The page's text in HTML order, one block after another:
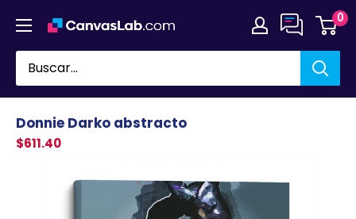
directamente
contenido
0
Donnie Darko abstracto
$611.40